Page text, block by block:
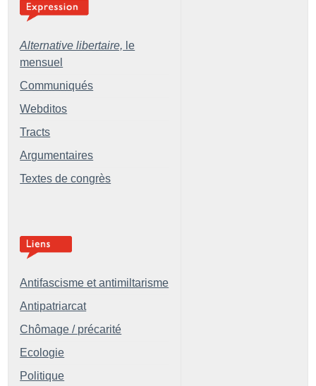
Alternative libertaire, le
mensuel
Communiqués
Webditos
Tracts
Argumentaires
Textes de congrès
Antifascisme et antimiltarisme
Antipatriarcat
Chômage / précarité
Ecologie
Politique